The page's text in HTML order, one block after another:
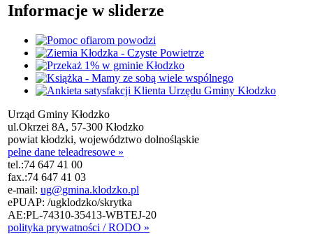
Informacje w sliderze
Urząd Gminy Kłodzko
ul.Okrzei 8A, 57-300 Kłodzko
powiat kłodzki, województwo dolnośląskie
pełne dane teleadresowe »
tel.:74 647 41 00
fax.:74 647 41 03
e-mail: ug@gmina.klodzko.pl
ePUAP: /ugklodzko/skrytka
AE:PL-74310-35413-WBTEJ-20
polityka prywatności / RODO »